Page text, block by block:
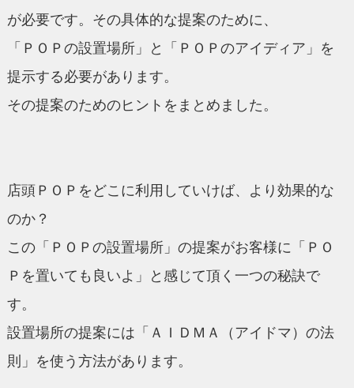
が必要です。その具体的な提案のために、
「ＰＯＰの設置場所」と「ＰＯＰのアイディア」を
提示する必要があります。
その提案のためのヒントをまとめました。
店頭ＰＯＰをどこに利用していけば、より効果的な
のか？
この「ＰＯＰの設置場所」の提案がお客様に「ＰＯ
Ｐを置いても良いよ」と感じて頂く一つの秘訣で
す。
設置場所の提案には「ＡＩＤＭＡ（アイドマ）の法
則」を使う方法があります。